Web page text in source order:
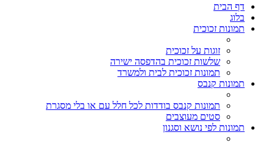
דף הבית
בלוג
תמונות זכוכית
זוגות על זכוכית
שלשות זכוכית בהדפסה ישירה
תמונות זכוכית לבית ולמשרד
תמונות קנבס
תמונות קנבס בודדות לכל חלל עם או בלי מסגרת
סטים מעוצבים
תמונות לפי נושא וסגנון